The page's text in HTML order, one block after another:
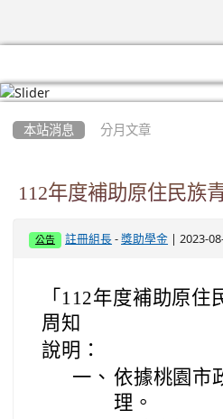
本站消息 分月文章
112年度補助原住民族
公告 註冊組長 -獎助學金 | 2023-
「112年度補助原
周知
說明：
一、 依據桃園市
理。